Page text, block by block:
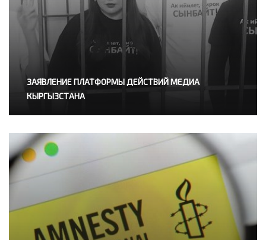
ЗАЯВЛЕНИЕ ПЛАТФОРМЫ ДЕЙСТВИЙ МЕДИА
КЫРГЫЗСТАНА